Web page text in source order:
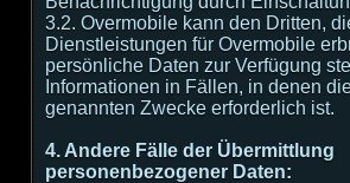
3.2. Overmobile kann den Dritten,
Dienstleistungen für Overmobile
persönliche Daten zur Verfügung
Informationen in Fällen, in denen
genannten Zwecke erforderlich ist.
4. Andere Fälle der Übermittlung
personenbezogener Daten: